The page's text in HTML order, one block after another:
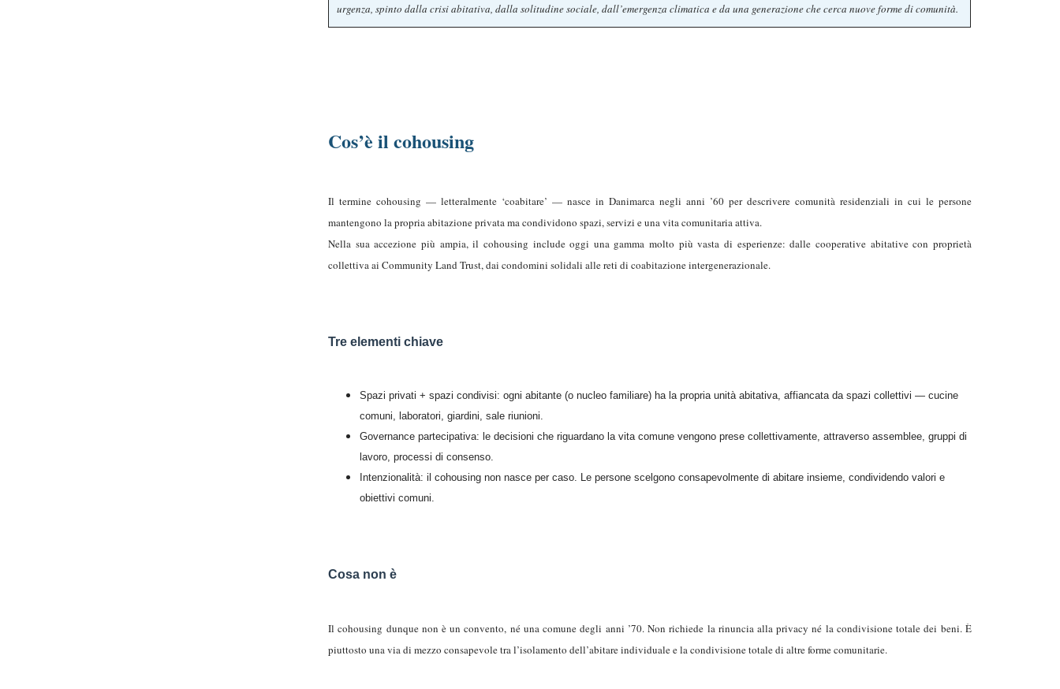
urgenza, spinto dalla crisi abitativa, dalla solitudine sociale, dall’emergenza climatica e da una generazione che cerca nuove forme di comunità.
Cos’è il cohousing
Il termine cohousing — letteralmente ‘coabitare’ — nasce in Danimarca negli anni ’60 per descrivere comunità residenziali in cui le persone
mantengono la propria abitazione privata ma condividono spazi, servizi e una vita comunitaria attiva.
Nella sua accezione più ampia, il cohousing include oggi una gamma molto più vasta di esperienze: dalle cooperative abitative con proprietà
collettiva ai Community Land Trust, dai condomini solidali alle reti di coabitazione intergenerazionale.
Tre elementi chiave
Spazi privati + spazi condivisi: ogni abitante (o nucleo familiare) ha la propria unità abitativa, affiancata da spazi collettivi — cucine
comuni, laboratori, giardini, sale riunioni.
Governance partecipativa: le decisioni che riguardano la vita comune vengono prese collettivamente, attraverso assemblee, gruppi di
lavoro, processi di consenso.
Intenzionalità: il cohousing non nasce per caso. Le persone scelgono consapevolmente di abitare insieme, condividendo valori e
obiettivi comuni.
Cosa non è
Il cohousing dunque non è un convento, né una comune degli anni ’70. Non richiede la rinuncia alla privacy né la condivisione totale dei beni. È
piuttosto una via di mezzo consapevole tra l’isolamento dell’abitare individuale e la condivisione totale di altre forme comunitarie.